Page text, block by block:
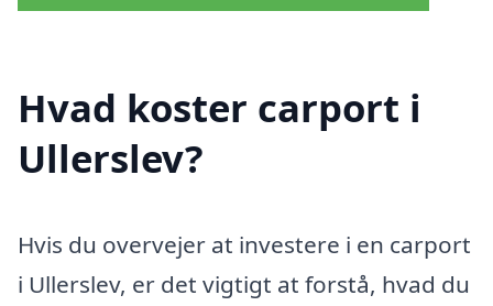
Hvad koster carport i
Ullerslev?
Hvis du overvejer at investere i en carport
i Ullerslev, er det vigtigt at forstå, hvad du